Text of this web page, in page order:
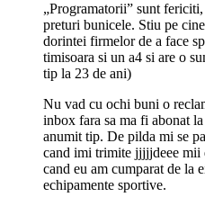
„Programatorii” sunt
preturi bunicele. Stiu pe
dorintei firmelor de a face
timisoara si un a4 si are o
tip la 23 de ani)
Nu vad cu ochi buni o
inbox fara sa ma fi abonat
anumit tip. De pilda mi se
cand imi trimite jjjjjdeee mii
cand eu am cumparat de la
echipamente sportive.